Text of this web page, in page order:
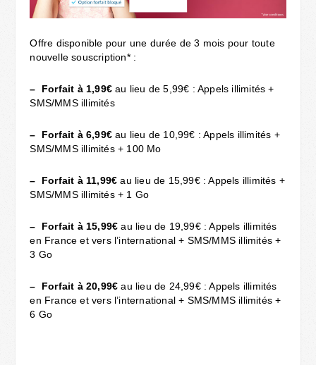
Offre disponible pour une durée de 3 mois pour toute
nouvelle souscription* :
– Forfait à 1,99€au lieu de 5,99€ : Appels illimités +
SMS/MMS illimités
– Forfait à 6,99€au lieu de 10,99€ : Appels illimités +
SMS/MMS illimités + 100 Mo
– Forfait à 11,99€au lieu de 15,99€ : Appels illimités +
SMS/MMS illimités + 1 Go
– Forfait à 15,99€au lieu de 19,99€ : Appels illimités
en France et vers l’international + SMS/MMS illimités +
3 Go
– Forfait à 20,99€au lieu de 24,99€ : Appels illimités
en France et vers l’international + SMS/MMS illimités +
6 Go